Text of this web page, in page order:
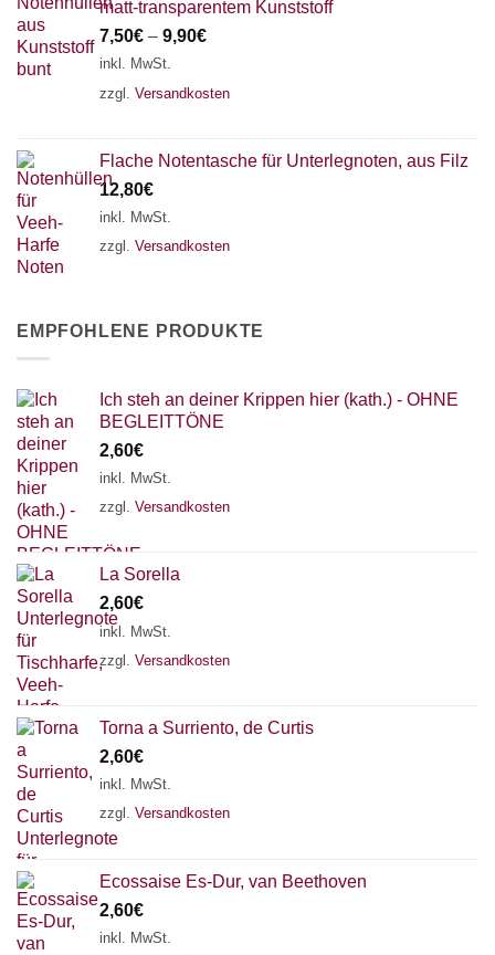
matt-transparentem Kunststoff
7,50€ – 9,90€
inkl. MwSt.
zzgl. Versandkosten
Flache Notentasche für Unterlegnoten, aus Filz
12,80€
inkl. MwSt.
zzgl. Versandkosten
EMPFOHLENE PRODUKTE
Ich steh an deiner Krippen hier (kath.) - OHNE
BEGLEITTÖNE
2,60€
inkl. MwSt.
zzgl. Versandkosten
La Sorella
2,60€
inkl. MwSt.
zzgl. Versandkosten
Torna a Surriento, de Curtis
2,60€
inkl. MwSt.
zzgl. Versandkosten
Ecossaise Es-Dur, van Beethoven
2,60€
inkl. MwSt.